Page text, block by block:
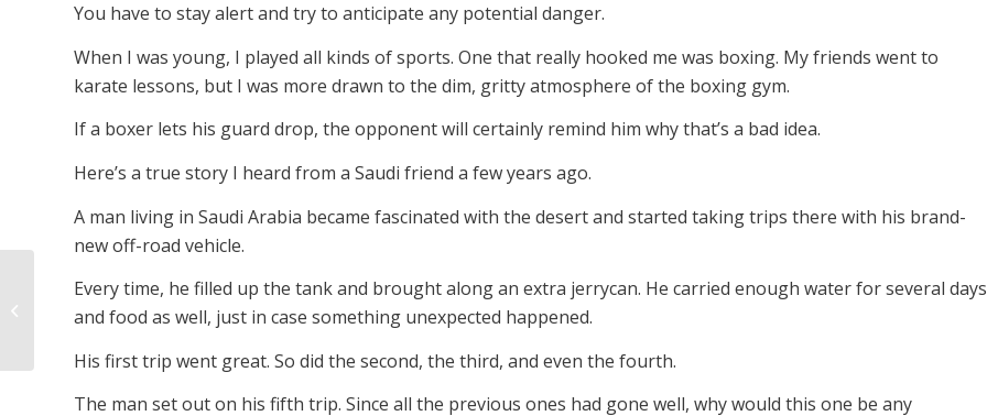
You have to stay alert and try to anticipate any potential danger.
When I was young, I played all kinds of sports. One that really hooked me was boxing. My friends went to
karate lessons, but I was more drawn to the dim, gritty atmosphere of the boxing gym.
If a boxer lets his guard drop, the opponent will certainly remind him why that’s a bad idea.
Here’s a true story I heard from a Saudi friend a few years ago.
A man living in Saudi Arabia became fascinated with the desert and started taking trips there with his brand-
new off-road vehicle.
Every time, he filled up the tank and brought along an extra jerrycan. He carried enough water for several days
and food as well, just in case something unexpected happened.
His first trip went great. So did the second, the third, and even the fourth.
The man set out on his fifth trip. Since all the previous ones had gone well, why would this one be any
Asenne / Attitude